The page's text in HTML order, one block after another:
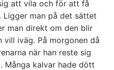
att vila och för att få
Ligger man på det sättet
man direkt om den blir
iväg. På morgonen då
när han reste sig
Många kalvar hade dött